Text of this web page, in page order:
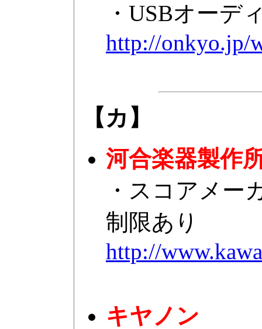
・USBオーデ
http://onkyo.jp/
【カ】
河合楽器製作
・スコアメー
制限あり
http://
キヤノン